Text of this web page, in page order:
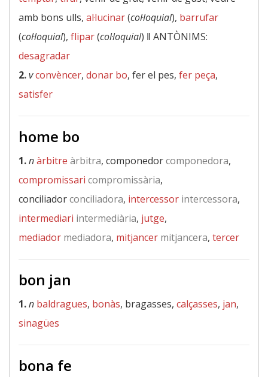
amb bons ulls, al·lucinar(col·loquial), barrufar
(col·loquial), flipar(col·loquial) ‖ ANTÒNIMS:
desagradar
2.vconvèncer, donar bo, fer el pes, fer peça,
satisfer
home bo
1.nàrbitre àrbitra, componedorcomponedora,
compromissari compromissària,
conciliadorconciliadora, intercessor intercessora,
intermediari intermediària, jutge,
mediador mediadora, mitjancer mitjancera, tercer
bon jan
1.n baldragues, bonàs, bragasses, calçasses, jan,
sinagües
bona fe